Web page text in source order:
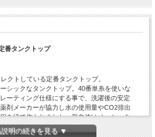
番タンクトップ
クトしている定番タンクトップ。
シックなタンクトップ。40番単糸を使いな
ーティング仕様にする事で、洗濯後の安定
剤メーカーが協力し水の使用量やCO2排出
を経て作られました。形自体はベーシック
れる油分を必要以上に排除していないの
明の続きを見る ▼